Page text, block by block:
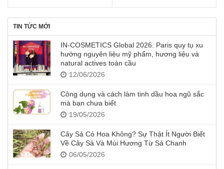
5 sao
99.000 ₫.
59.000 ₫.
5 sao
345.000 ₫.
TIN TỨC MỚI
IN-COSMETICS Global 2026: Paris quy tụ xu
hướng nguyên liệu mỹ phẩm, hương liệu và
natural actives toàn cầu
12/06/2026
Công dụng và cách làm tinh dầu hoa ngũ sắc
mà bạn chưa biết
19/05/2026
Cây Sả Có Hoa Không? Sự Thật Ít Người Biết
Về Cây Sả Và Mùi Hương Từ Sả Chanh
06/05/2026